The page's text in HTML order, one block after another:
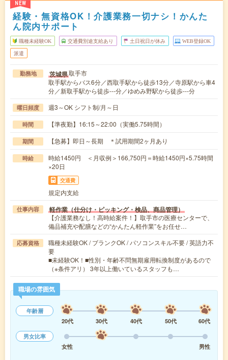
NEW
経験・無資格OK！介護業務一切ナシ！かんた
ん院内サポート
職種未経験OK 交通費別途支給あり 土日祝日が休み WEB登録OK
派遣
勤務地 茨城県取手市
取手駅からバス6分／西取手駅から徒歩13分／寺原駅から車4
分／新取手駅から徒歩---分／ゆめみ野駅から徒歩---分
曜日頻度 週3～OK シフト制/月～日
時間 【準夜勤】16:15～22:00（実働5.75時間）
期間 【急募】即日～長期 ＊試用期間2ヶ月あり
時給
時給1450円 ＜月収例＞166,750円＝時給1450円×5.75時間
×20日
交通費
規定内支給
仕事内容 軽作業（仕分け・ピッキング・検品、商品管理）
【介護業務なし！高時給案件！】取手市の医療センターで、
備品補充や配膳などの“かんたん軽作業”をお任せ…
応募資格
職種未経験OK / ブランクOK / パソコンスキル不要 / 英語力不
要
■未経験OK！■性別・年齢不問無期雇用転換制度があるので
（※条件アリ） 3年以上働いているスタッフも…
職場の雰囲気
年齢層
20代
30代 40代 50代
60代
男女比率
女性
男性